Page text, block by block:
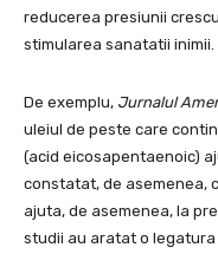
reducerea presiunii
stimularea sanatatii inimii.
De exemplu, Jurnalul
uleiul de peste care
(acid eicosapentaenoic)
constatat, de asemenea,
ajuta, de asemenea, la
studii au aratat o